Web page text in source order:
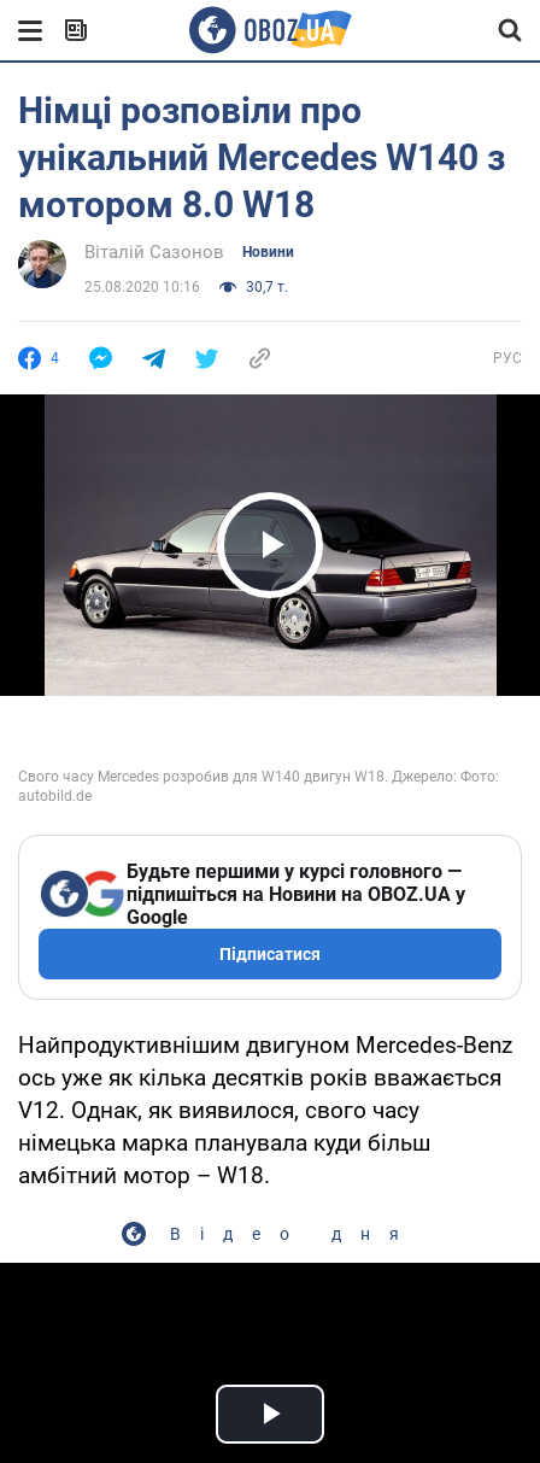
Німці розповіли про
унікальний Mercedes W140 з
мотором 8.0 W18
Віталій Сазонов Новини
25.08.2020 10:16 30,7 т.
4 РУС
Play Video
Будьте першими у курсі головного —
підпишіться на Новини на OBOZ.UA у
Google
Підписатися
Найпродуктивнішим двигуном Mercedes-Benz
ось уже як кілька десятків років вважається
V12. Однак, як виявилося, свого часу
німецька марка планувала куди більш
амбітний мотор – W18.
Відео дня
Play Video